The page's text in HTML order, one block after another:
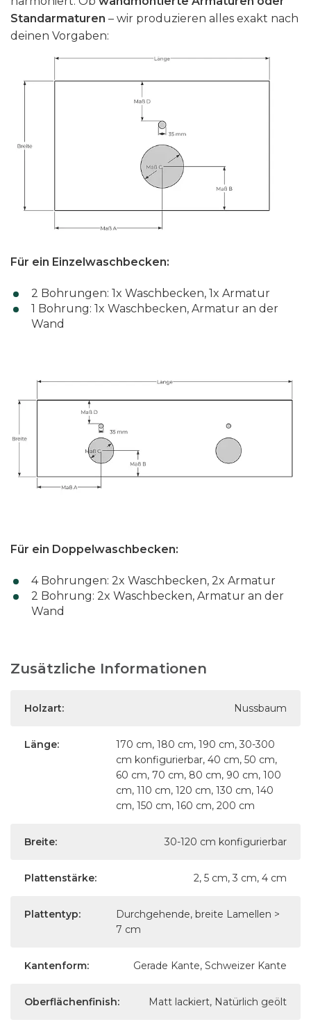
Standarmaturen – wir produzieren alles exakt nach
deinen Vorgaben:
Für ein Einzelwaschbecken:
2 Bohrungen: 1x Waschbecken, 1x Armatur
1 Bohrung: 1x Waschbecken, Armatur an der
Wand
Für ein Doppelwaschbecken:
4 Bohrungen: 2x Waschbecken, 2x Armatur
2 Bohrung: 2x Waschbecken, Armatur an der
Wand
Zusätzliche Informationen
Holzart: Nussbaum
Länge:
170 cm, 180 cm, 190 cm, 30-300
cm konfigurierbar, 40 cm, 50 cm,
60 cm, 70 cm, 80 cm, 90 cm, 100
cm, 110 cm, 120 cm, 130 cm, 140
cm, 150 cm, 160 cm, 200 cm
Breite: 30-120 cm konfigurierbar
Plattenstärke: 2, 5 cm, 3 cm, 4 cm
Plattentyp:
Durchgehende, breite Lamellen >
7 cm
Kantenform: Gerade Kante, Schweizer Kante
Oberflächenfinish: Matt lackiert, Natürlich geölt